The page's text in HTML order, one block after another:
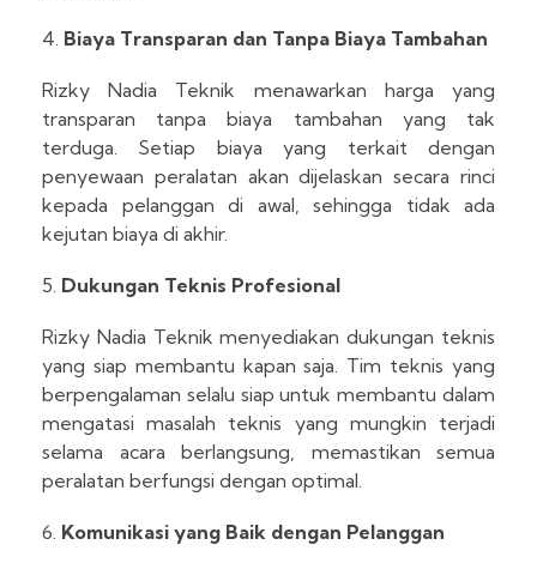
Biaya Transparan dan Tanpa Biaya Tambahan
Rizky Nadia Teknik menawarkan harga yang
transparan tanpa biaya tambahan yang tak
terduga. Setiap biaya yang terkait dengan
penyewaan peralatan akan dijelaskan secara rinci
kepada pelanggan di awal, sehingga tidak ada
kejutan biaya di akhir.
Dukungan Teknis Profesional
Rizky Nadia Teknik menyediakan dukungan teknis
yang siap membantu kapan saja. Tim teknis yang
berpengalaman selalu siap untuk membantu dalam
mengatasi masalah teknis yang mungkin terjadi
selama acara berlangsung, memastikan semua
peralatan berfungsi dengan optimal.
Komunikasi yang Baik dengan Pelanggan